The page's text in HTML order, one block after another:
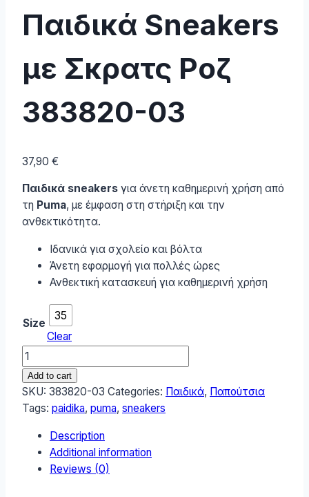
Παιδικά Sneakers
με Σκρατς Ροζ
383820-03
37,90 €
Παιδικά sneakers για άνετη καθημερινή χρήση από
τη Puma, με έμφαση στη στήριξη και την
ανθεκτικότητα.
Ιδανικά για σχολείο και βόλτα
Άνετη εφαρμογή για πολλές ώρες
Ανθεκτική κατασκευή για καθημερινή χρήση
Size
35
Clear
Puma
Flyer
Flex
Παιδικά
Σκρατς
Ροζ
Add to cart
SKU: 383820-03 Categories: Παιδικά, Παπούτσια
Tags: paidika, puma, sneakers
Description
Additional information
Reviews (0)